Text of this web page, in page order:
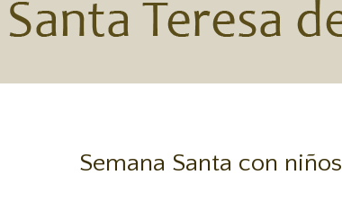
Semana Santa con niños